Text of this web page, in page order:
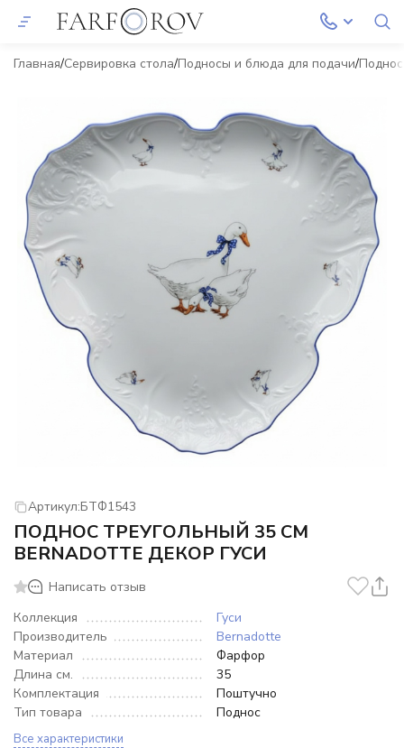
Главная Сервировка стола Подносы и блюда для подачи
Артикул:БТФ1543
ПОДНОС ТРЕУГОЛЬНЫЙ 35 СМ
BERNADOTTE ДЕКОР ГУСИ
Написать отзыв
Коллекция
Гуси
Производитель
Bernadotte
Материал
Фарфор
Длина см.
35
Комплектация
Поштучно
Тип товара
Поднос
Все характеристики